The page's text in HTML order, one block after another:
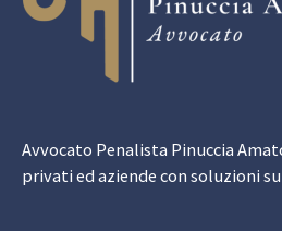
Avvocato Penalista Pinuccia
privati ed aziende con soluzioni